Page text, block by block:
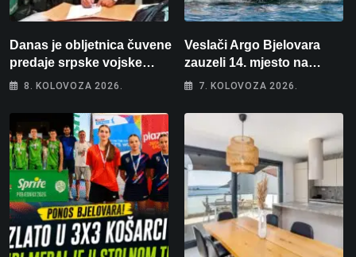
Danas je obljetnica čuvene
predaje srpske vojske
generalu Petru Stipetiću
8. KOLOVOZA 2026.
Veslači Argo Bjelovara
zauzeli 14. mjesto na
brzincu
7. KOLOVOZA 2026.